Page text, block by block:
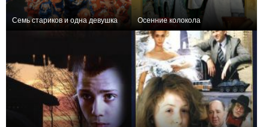
Семь стариков и одна девушка Осенние колокола